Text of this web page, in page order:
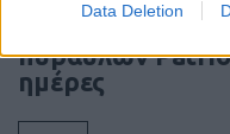
Data Deletion
Σαουδική
πυραύλων
ημέρες